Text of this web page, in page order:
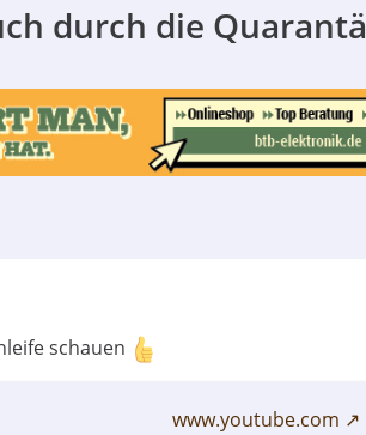
durch die
schauen
www.youtube.com